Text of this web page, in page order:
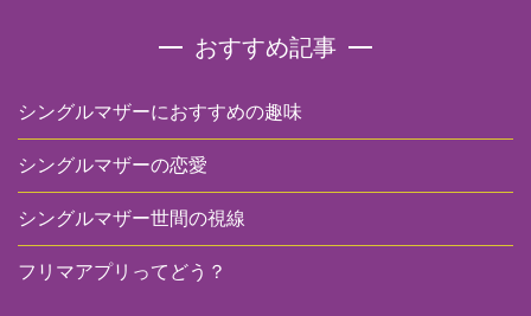
おすすめ記事
シングルマザーにおすすめの趣味
シングルマザーの恋愛
シングルマザー世間の視線
フリマアプリってどう？